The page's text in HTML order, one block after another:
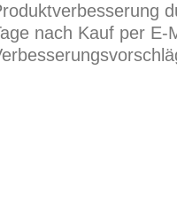
nach Kauf per E-